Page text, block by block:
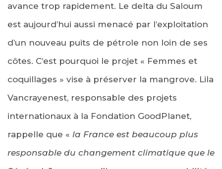
avance trop rapidement. Le delta du Saloum
est aujourd’hui aussi menacé par l’exploitation
d’un nouveau puits de pétrole non loin de ses
côtes. C’est pourquoi le projet « Femmes et
coquillages » vise à préserver la mangrove. Lila
Vancrayenest, responsable des projets
internationaux à la Fondation GoodPlanet,
rappelle que « la France est beaucoup plus
responsable du changement climatique que le